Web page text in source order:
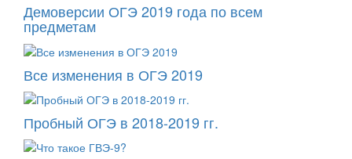
Демоверсии ОГЭ 2019 года по всем
предметам
Все изменения в ОГЭ 2019
Пробный ОГЭ в 2018-2019 гг.